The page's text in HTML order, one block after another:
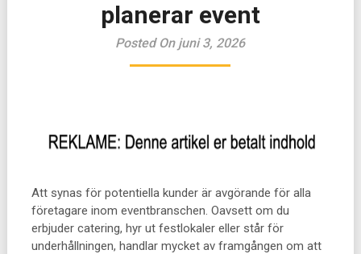
planerar event
Posted On juni 3, 2026
Att synas för potentiella kunder är avgörande för alla
företagare inom eventbranschen. Oavsett om du
erbjuder catering, hyr ut festlokaler eller står för
underhållningen, handlar mycket av framgången om att